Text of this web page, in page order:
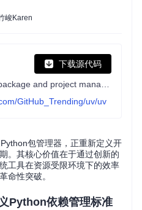
峻Karen
下载源代码
GitHub_Trending/uv/uv
包管理器，正重新定义开
。其核心价值在于通过创新的
工具在资源受限环境下的效率
命性突破。
Python依赖管理标准